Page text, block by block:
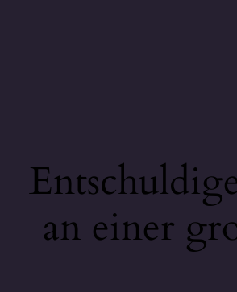
an einer